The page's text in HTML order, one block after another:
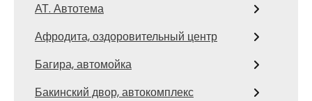
АТ. Автотема
Афродита, оздоровительный центр
Багира, автомойка
Бакинский двор, автокомплекс